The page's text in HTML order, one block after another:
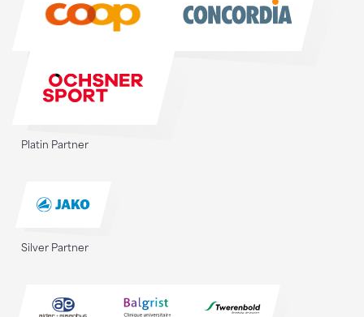
Platin Partner
Silver Partner